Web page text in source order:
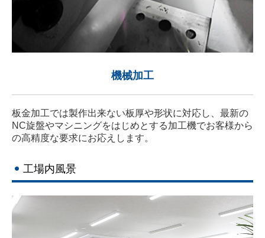
機械加工
板金加工では製作出来ない板厚や形状に対応し、最新の
NC旋盤やマシニングをはじめとする加工機でお客様から
の高精度な要求にお応えします。
工場内風景